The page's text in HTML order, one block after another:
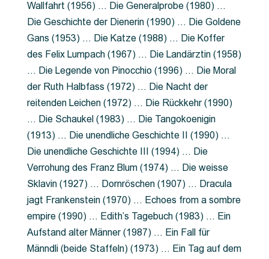
Wallfahrt (1956) … Die Generalprobe (1980) …
Die Geschichte der Dienerin (1990) … Die Goldene
Gans (1953) … Die Katze (1988) … Die Koffer
des Felix Lumpach (1967) … Die Landärztin (1958)
… Die Legende von Pinocchio (1996) … Die Moral
der Ruth Halbfass (1972) … Die Nacht der
reitenden Leichen (1972) … Die Rückkehr (1990)
… Die Schaukel (1983) … Die Tangokoenigin
(1913) … Die unendliche Geschichte II (1990) …
Die unendliche Geschichte III (1994) … Die
Verrohung des Franz Blum (1974) … Die weisse
Sklavin (1927) … Dornröschen (1907) … Dracula
jagt Frankenstein (1970) … Echoes from a sombre
empire (1990) … Edith’s Tagebuch (1983) … Ein
Aufstand alter Männer (1987) … Ein Fall für
Männdli (beide Staffeln) (1973) … Ein Tag auf dem